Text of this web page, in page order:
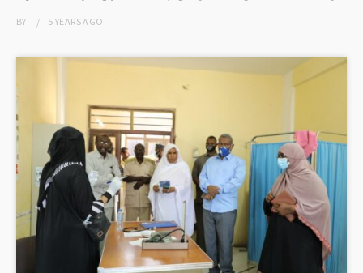
BY 5 YEARSAGO